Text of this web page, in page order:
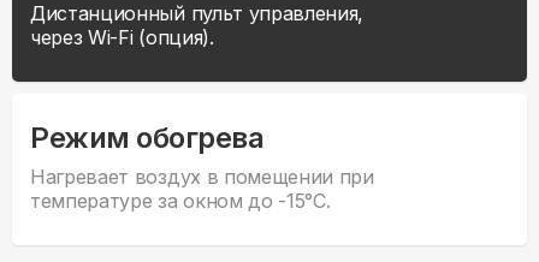
Дистанционный пульт управления,
через Wi-Fi (опция).
Режим обогрева
Нагревает воздух в помещении при
температуре за окном до -15°С.